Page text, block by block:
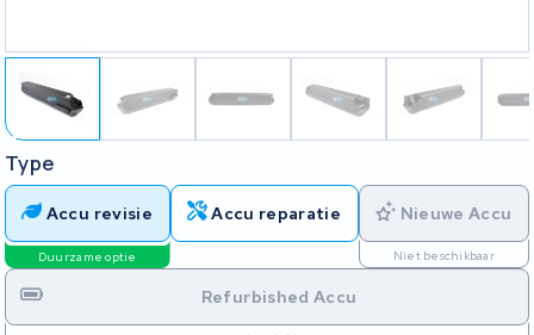
Type
Accu revisie
Duurzame optie
Accu reparatie Nieuwe Accu
Niet beschikbaar
Refurbished Accu